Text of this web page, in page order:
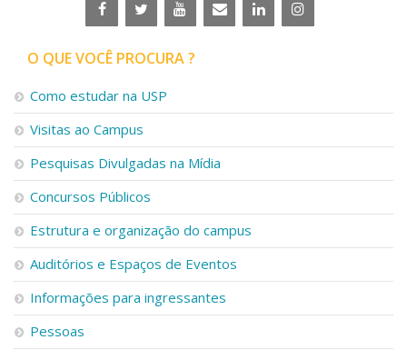
O QUE VOCÊ PROCURA ?
Como estudar na USP
Visitas ao Campus
Pesquisas Divulgadas na Mídia
Concursos Públicos
Estrutura e organização do campus
Auditórios e Espaços de Eventos
Informações para ingressantes
Pessoas